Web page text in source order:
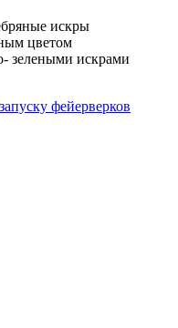
искры
цветом
зелеными искрами
фейерверков